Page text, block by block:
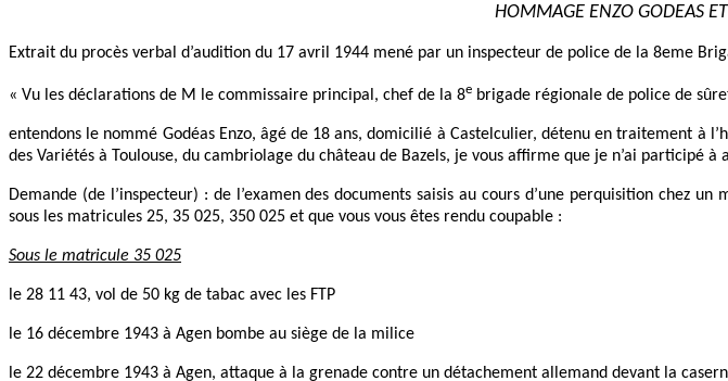
HOMMAGE ENZO GODEAS
Extrait du procès verbal d’audition du 17 avril 1944 mené par un inspecteur de police de la 8eme
« Vu les déclarations de M le commissaire principal, chef de la 8e brigade régionale de police de
entendons le nommé Godéas Enzo, âgé de 18 ans, domicilié à Castelculier, détenu en traitement à
des Variétés à Toulouse, du cambriolage du château de Bazels, je vous affirme que je n’ai participé
Demande (de l’inspecteur) : de l’examen des documents saisis au cours d’une perquisition chez
sous les matricules 25, 35 025, 350 025 et que vous vous êtes rendu coupable :
Sous le matricule 35 025
le 28 11 43, vol de 50 kg de tabac avec les FTP
le 16 décembre 1943 à Agen bombe au siège de la milice
le 22 décembre 1943 à Agen, attaque à la grenade contre un détachement allemand devant la